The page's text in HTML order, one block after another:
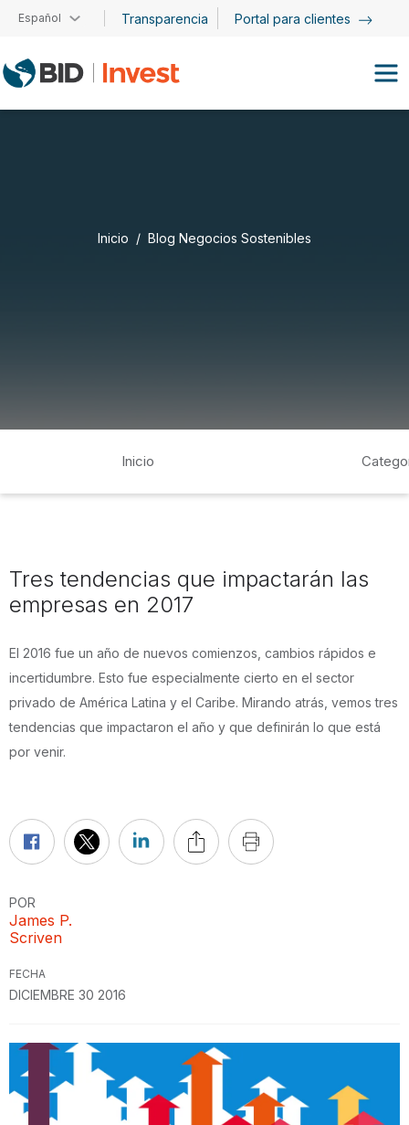
Pasar al contenido principal
Español Transparencia Portal para clientes
Inicio Blog Negocios Sostenibles
Inicio
Tres tendencias que impactarán las
empresas en 2017
El 2016 fue un año de nuevos comienzos, cambios rápidos e
incertidumbre. Esto fue especialmente cierto en el sector
privado de América Latina y el Caribe. Mirando atrás, vemos tres
tendencias que impactaron el año y que definirán lo que está
por venir.
POR
James P.
Scriven
FECHA
DICIEMBRE 30 2016